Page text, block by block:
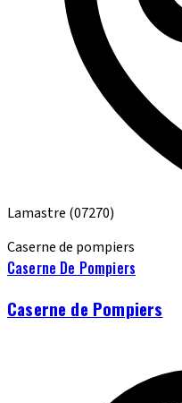
Lamastre (07270)
Caserne de pompiers
Caserne De Pompiers
Caserne de Pompiers